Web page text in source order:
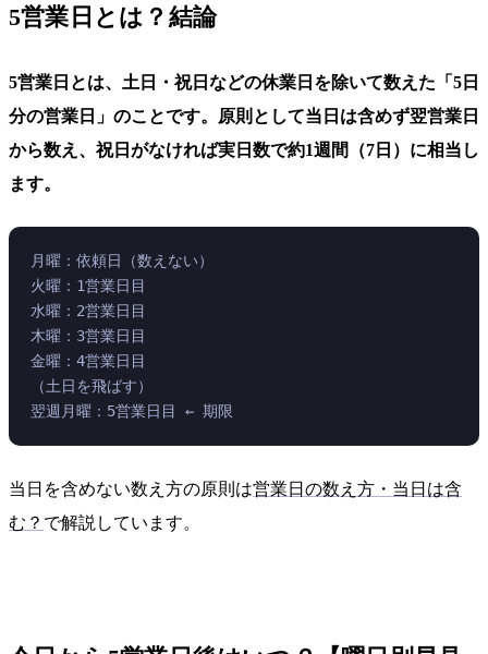
5営業日とは？結論
5営業日とは、土日・祝日などの休業日を除いて数えた「5日
分の営業日」のことです。原則として当日は含めず翌営業日
から数え、祝日がなければ実日数で約1週間（7日）に相当し
ます。
月曜：依頼日（数えない）
火曜：1営業日目
水曜：2営業日目
木曜：3営業日目
金曜：4営業日目
（土日を飛ばす）
翌週月曜：5営業日目 ← 期限
当日を含めない数え方の原則は営業日の数え方・当日は含
む？ で解説しています。